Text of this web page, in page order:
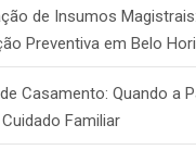
de Insumos
Preventiva em Belo
Casamento: Quando a
Familiar